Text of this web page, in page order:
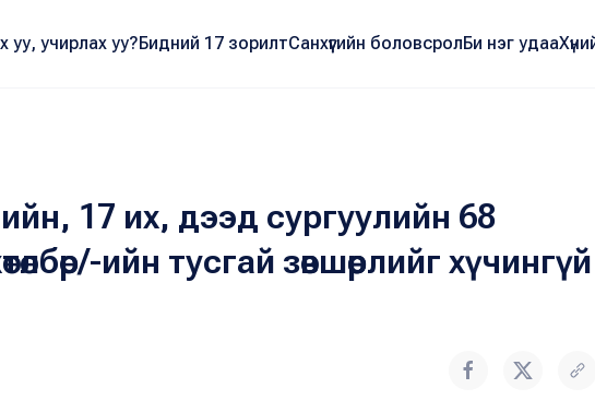
уу, учирлах уу?Бидний 17 зорилтСанхүүгийн боловсролБи нэг удаа
17 их, дээд сургуулийн 68
ийн тусгай зөвшөөрлийг хүчингүй